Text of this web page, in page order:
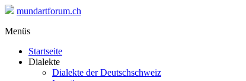
mundartforum.ch
Menüs
Startseite
Dialekte
Dialekte der Deutschschweiz